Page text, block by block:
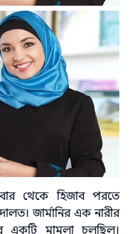
থেকে হিজাব পরতে
জার্মানির এক নারীর
একটি মামলা চলছিল।